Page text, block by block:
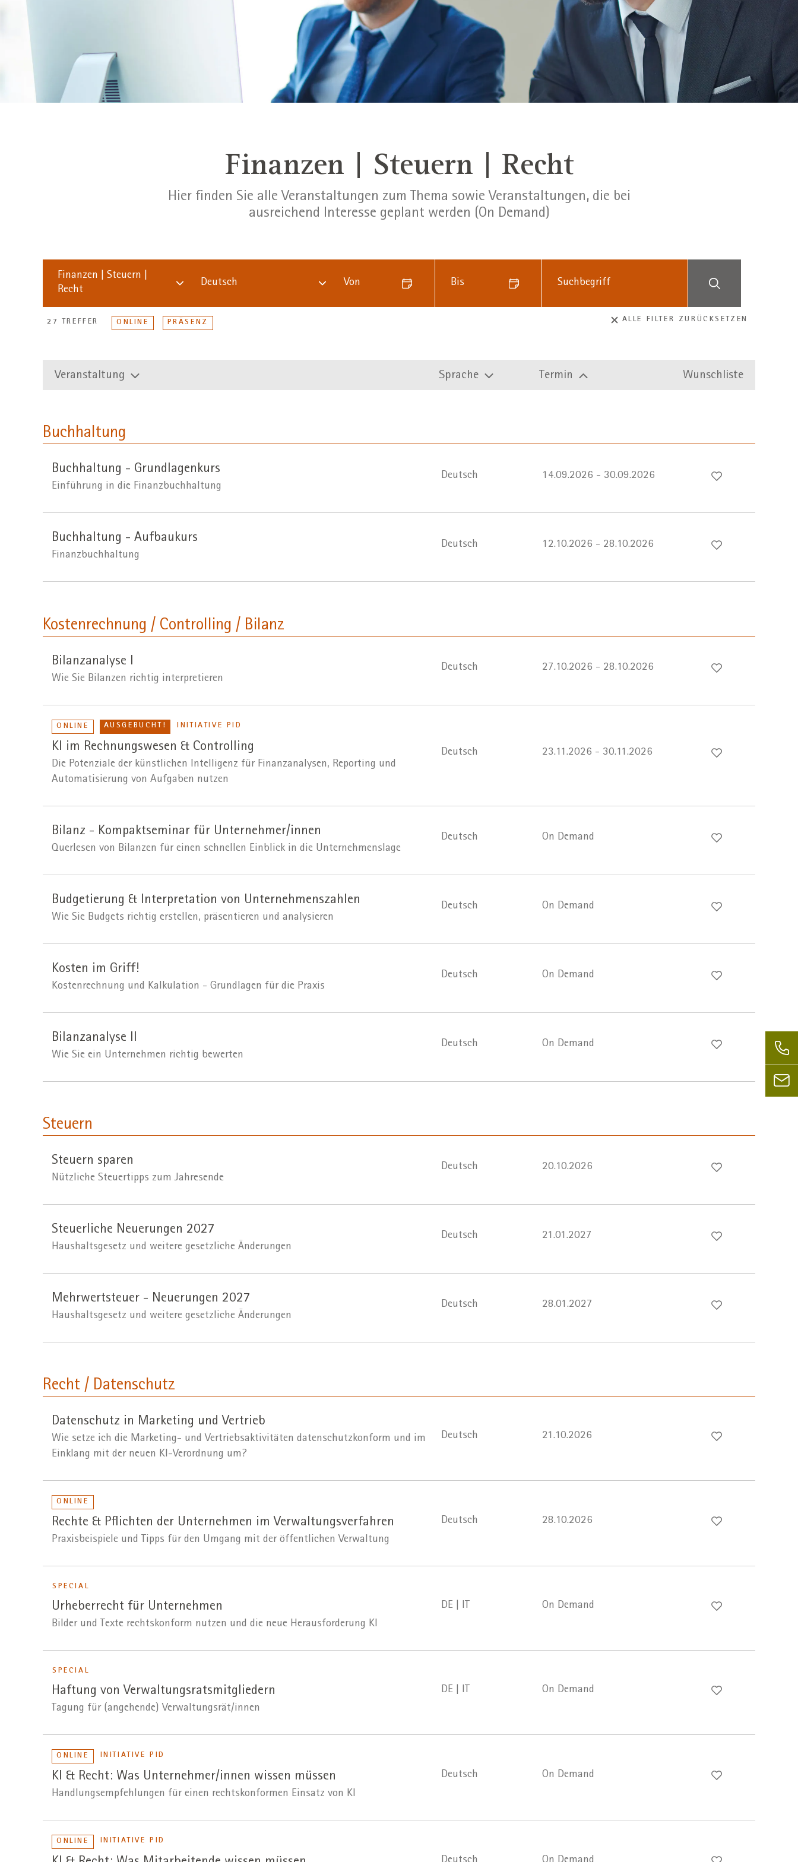
Finanzen | Steuern | Recht
Hier finden Sie alle Veranstaltungen zum Thema sowie Veranstaltungen, die bei
ausreichend Interesse geplant werden (On Demand)
Finanzen | Steuern |
Recht
Deutsch Von Bis
27 TREFFER ONLINE PRÄSENZ ALLE FILTER ZURÜCKSETZEN
Veranstaltung Sprache Termin Wunschliste
Buchhaltung
Buchhaltung - Grundlagenkurs
Einführung in die Finanzbuchhaltung
Deutsch 14.09.2026 - 30.09.2026
Buchhaltung - Aufbaukurs
Finanzbuchhaltung
Deutsch 12.10.2026 - 28.10.2026
Kostenrechnung / Controlling / Bilanz
Bilanzanalyse I
Wie Sie Bilanzen richtig interpretieren
Deutsch 27.10.2026 - 28.10.2026
ONLINE AUSGEBUCHT! INITIATIVE PID
KI im Rechnungswesen & Controlling
Die Potenziale der künstlichen Intelligenz für Finanzanalysen, Reporting und
Automatisierung von Aufgaben nutzen
Deutsch 23.11.2026 - 30.11.2026
Bilanz - Kompaktseminar für Unternehmer/innen
Querlesen von Bilanzen für einen schnellen Einblick in die Unternehmenslage
Deutsch On Demand
Budgetierung & Interpretation von Unternehmenszahlen
Wie Sie Budgets richtig erstellen, präsentieren und analysieren
Deutsch On Demand
Kosten im Griff!
Kostenrechnung und Kalkulation - Grundlagen für die Praxis
Deutsch On Demand
Bilanzanalyse II
Wie Sie ein Unternehmen richtig bewerten
Deutsch On Demand
Steuern
Steuern sparen
Nützliche Steuertipps zum Jahresende
Deutsch 20.10.2026
Steuerliche Neuerungen 2027
Haushaltsgesetz und weitere gesetzliche Änderungen
Deutsch 21.01.2027
Mehrwertsteuer - Neuerungen 2027
Haushaltsgesetz und weitere gesetzliche Änderungen
Deutsch 28.01.2027
Recht / Datenschutz
Datenschutz in Marketing und Vertrieb
Wie setze ich die Marketing- und Vertriebsaktivitäten datenschutzkonform und im
Einklang mit der neuen KI-Verordnung um?
Deutsch 21.10.2026
ONLINE
Rechte & Pflichten der Unternehmen im Verwaltungsverfahren
Praxisbeispiele und Tipps für den Umgang mit der öffentlichen Verwaltung
Deutsch 28.10.2026
SPECIAL
Urheberrecht für Unternehmen
Bilder und Texte rechtskonform nutzen und die neue Herausforderung KI
DE | IT On Demand
SPECIAL
Haftung von Verwaltungsratsmitgliedern
Tagung für (angehende) Verwaltungsrät/innen
DE | IT On Demand
ONLINE INITIATIVE PID
KI & Recht: Was Unternehmer/innen wissen müssen
Handlungsempfehlungen für einen rechtskonformen Einsatz von KI
Deutsch On Demand
ONLINE INITIATIVE PID